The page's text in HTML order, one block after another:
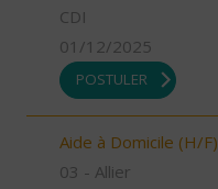
CDI
01/12/2025
POSTULER
Aide à Domicile (H/F)
03 - Allier